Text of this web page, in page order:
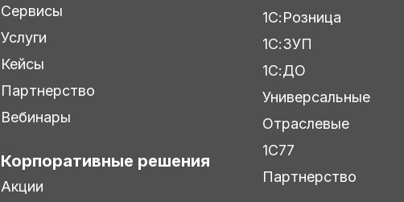
Сервисы
Услуги
Кейсы
Партнерство
Вебинары
Корпоративные решения
Акции
1С:Розница
1С:ЗУП
1С:ДО
Универсальные
Отраслевые
1С77
Партнерство